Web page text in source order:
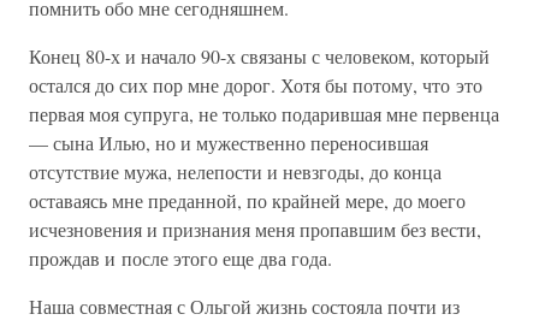
помнить обо мне сегодняшнем.
Конец 80-х и начало 90-х связаны с человеком, который
остался до сих пор мне дорог. Хотя бы потому, что это
первая моя супруга, не только подарившая мне первенца
— сына Илью, но и мужественно переносившая
отсутствие мужа, нелепости и невзгоды, до конца
оставаясь мне преданной, по крайней мере, до моего
исчезновения и признания меня пропавшим без вести,
прождав и после этого еще два года.
Наша совместная с Ольгой жизнь состояла почти из